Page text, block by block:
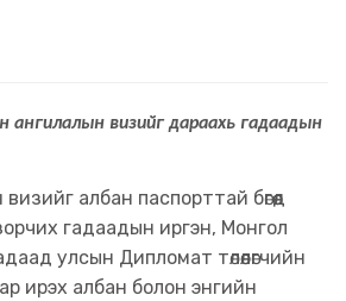
визийг дараахь гадаадын
албан паспорттай бөгөөд
гадаадын иргэн, Монгол
улсын Дипломат төлөөлөгчийн
ирэх албан болон энгийн